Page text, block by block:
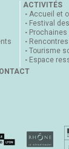
ACTIVITÉS
Accueil et
Festival
Tourisme
Espace